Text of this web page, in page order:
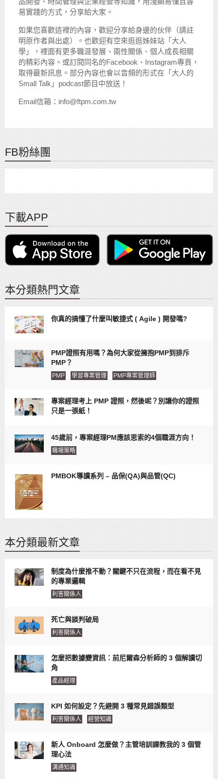
易實踐的方式，分享給大家。
如果您喜歡這裡的內容，歡迎分享給身邊的伙伴（請註
明原作者與出處）。也歡迎有空來逛逛姊妹站「大人
學」，裡面有更多職涯發展、兩性關係、個人成長相關
的精彩內容。或訂閱同名的Facebook、Instagram專頁，
取得最新訊息。部分內容也會以音頻的形式在「大人的
Small Talk」podcast節目中放送！
Email信箱：info@ftpm.com.tw
FB粉絲團
下載APP
本分類熱門文章
你真的搞懂了什麼叫敏捷式 ( Agile ) 開發嗎?
PMP證照有用嗎？為何大家從擁抱PMP到排斥
PMP？
PMP 學習專案管理 PMP專案管理師
專案經理考上 PMP 證照，然後呢？別讓你的證照
只是一張紙！
45歲前，專案經理PM應該思索的4個職涯方向！
職場策略
PMBOK導讀系列 – 品保(QA)與品管(QC)
本分類最新文章
制度為什麼推不動？關鍵不只在流程，而在看不見
的專業邏輯
利害關係人
死亡與談判破局
利害關係人
怎麼把數據變資訊：前尼爾森分析師的 3 個解讀切
角
產品經理
KPI 如何設定？先避開 3 種常見錯誤類型
利害關係人 經營知識
新人 Onboard 怎麼做？主管培訓課教我的 3 個管
理心法
溝通知識